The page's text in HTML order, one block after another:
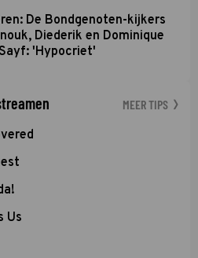
De Bondgenoten-kijkers
Diederik en Dominique
'Hypocriet'
MEER TIPS
Us